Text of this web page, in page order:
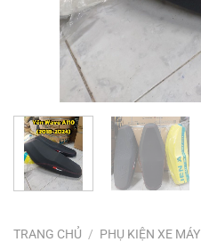
TRANG CHỦ / PHỤ KIỆN XE MÁY